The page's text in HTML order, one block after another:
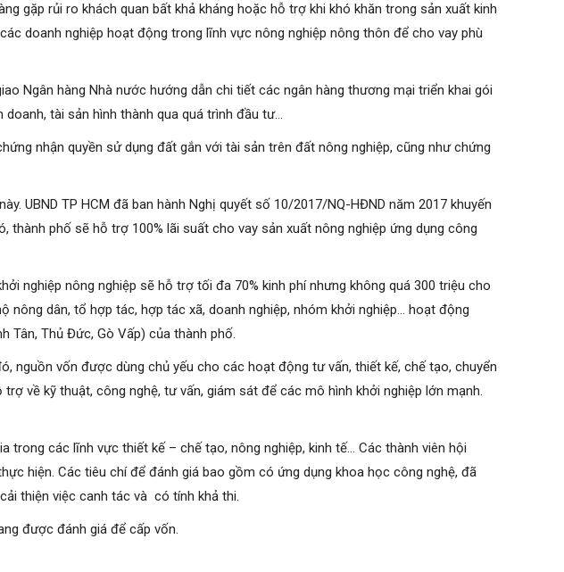
gặp rủi ro khách quan bất khả kháng hoặc hỗ trợ khi khó khăn trong sản xuất kinh
doanh nghiệp hoạt động trong lĩnh vực nông nghiệp nông thôn để cho vay phù
Ngân hàng Nhà nước hướng dẫn chi tiết các ngân hàng thương mại triển khai gói
tài sản hình thành qua quá trình đầu tư…
nhận quyền sử dụng đất gắn với tài sản trên đất nông nghiệp, cũng như chứng
UBND TP HCM đã ban hành Nghị quyết số 10/2017/NQ-HĐND năm 2017 khuyến
phố sẽ hỗ trợ 100% lãi suất cho vay sản xuất nông nghiệp ứng dụng công
nghiệp nông nghiệp sẽ hỗ trợ tối đa 70% kinh phí nhưng không quá 300 triệu cho
dân, tổ hợp tác, hợp tác xã, doanh nghiệp, nhóm khởi nghiệp… hoạt động
Tân, Thủ Đức, Gò Vấp) của thành phố.
nguồn vốn được dùng chủ yếu cho các hoạt động tư vấn, thiết kế, chế tạo, chuyển
về kỹ thuật, công nghệ, tư vấn, giám sát để các mô hình khởi nghiệp lớn mạnh.
các lĩnh vực thiết kế – chế tạo, nông nghiệp, kinh tế… Các thành viên hội
hiện. Các tiêu chí để đánh giá bao gồm có ứng dụng khoa học công nghệ, đã
thiện việc canh tác và có tính khả thi.
được đánh giá để cấp vốn.